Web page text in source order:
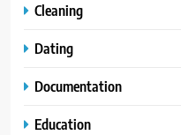
Cleaning
Dating
Documentation
Education